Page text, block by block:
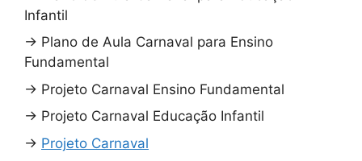
Infantil
→ Plano de Aula Carnaval para Ensino
Fundamental
→ Projeto Carnaval Ensino Fundamental
→ Projeto Carnaval Educação Infantil
→ Projeto Carnaval